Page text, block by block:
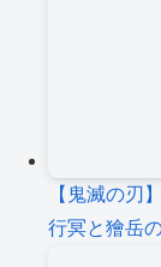
【鬼滅の刃
行冥と獪岳